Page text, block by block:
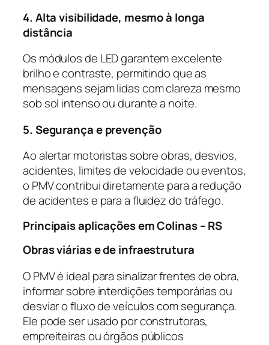
4. Alta visibilidade, mesmo à longa
distância
Os módulos de LED garantem excelente
brilho e contraste, permitindo que as
mensagens sejam lidas com clareza mesmo
sob sol intenso ou durante a noite.
5. Segurança e prevenção
Ao alertar motoristas sobre obras, desvios,
acidentes, limites de velocidade ou eventos,
o PMV contribui diretamente para a redução
de acidentes e para a fluidez do tráfego.
Principais aplicações em Colinas – RS
Obras viárias e de infraestrutura
O PMV é ideal para sinalizar frentes de obra,
informar sobre interdições temporárias ou
desviar o fluxo de veículos com segurança.
Ele pode ser usado por construtoras,
empreiteiras ou órgãos públicos